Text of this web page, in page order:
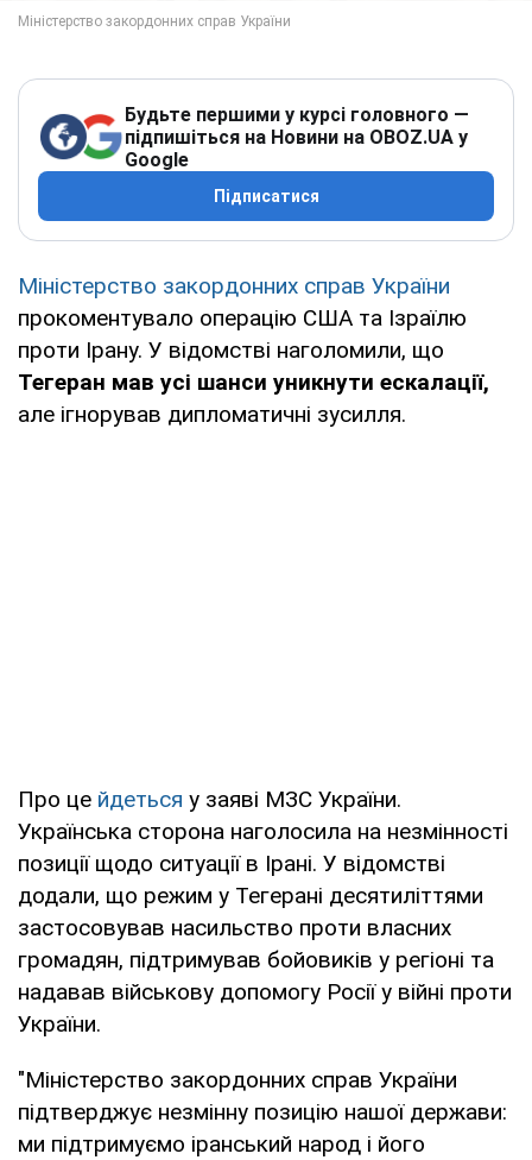
Будьте першими у курсі головного —
підпишіться на Новини на OBOZ.UA у
Google
Підписатися
Міністерство закордонних справ України
прокоментувало операцію США та Ізраїлю
проти Ірану. У відомстві наголомили, що
Тегеран мав усі шанси уникнути ескалації,
але ігнорував дипломатичні зусилля.
Про це йдеться у заяві МЗС України.
Українська сторона наголосила на незмінності
позиції щодо ситуації в Ірані. У відомстві
додали, що режим у Тегерані десятиліттями
застосовував насильство проти власних
громадян, підтримував бойовиків у регіоні та
надавав військову допомогу Росії у війні проти
України.
"Міністерство закордонних справ України
підтверджує незмінну позицію нашої держави:
ми підтримуємо іранський народ і його